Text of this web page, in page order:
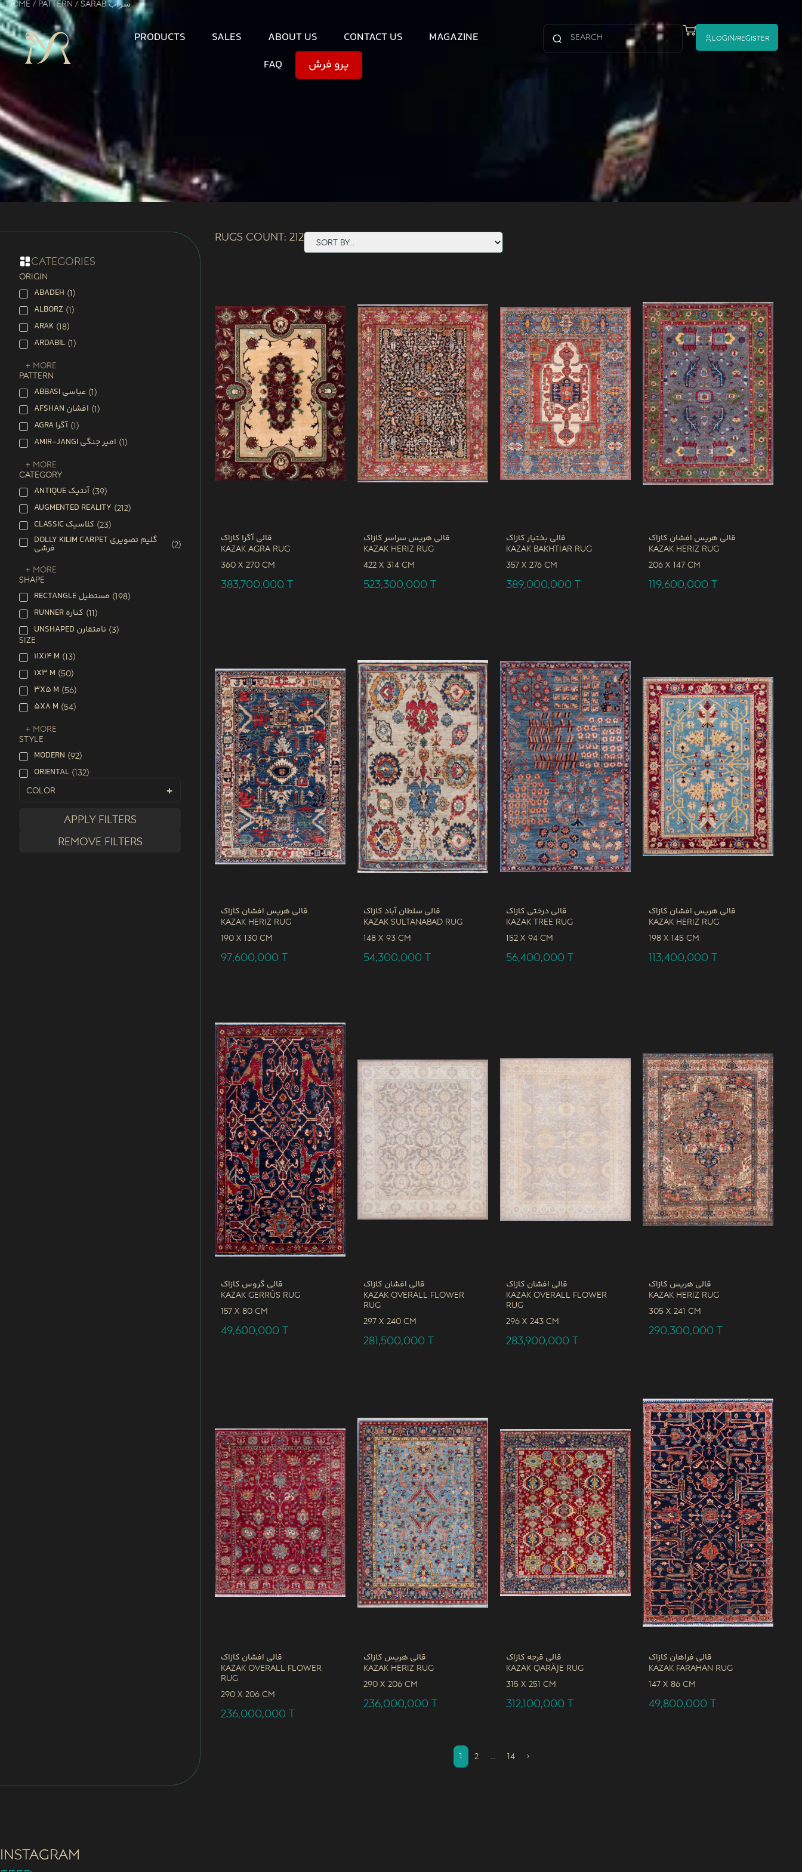
PRODUCTS SALES ABOUT US CONTACT US
MAGAZINE
FAQ
پرو فرش
Login/register
Home / Pattern / Sarab سراب
categories
ORIGIN
ABADEH (1)
ALBORZ (1)
ARAK (18)
ARDABIL (1)
+ More
PATTERN
ABBASI عباسی (1)
AFSHAN افشان (1)
AGRA آگرا (1)
AMIR-JANGI امیر جنگی (1)
+ More
CATEGORY
ANTIQUE آنتیک (39)
AUGMENTED REALITY (212)
CLASSIC کلاسیک (23)
DOLLY KILIM CARPET گلیم تصویری
فرشی (2)
+ More
SHAPE
RECTANGLE مستطیل (198)
RUNNER کناره (11)
UNSHAPED نامتقارن (3)
SIZE
11X14 M (13)
1X3 M (50)
3X5 M (56)
5X8 M (54)
+ More
STYLE
MODERN (92)
ORIENTAL (132)
Color
Apply filters
Remove filters
Rugs Count: 212
قالی آگرا کازاک
Kazak Agra Rug
360 x 270 CM
383,700,000 T
قالی هریس سراسر کازاک
Kazak Heriz Rug
422 x 314 CM
523,300,000 T
قالی بختیار کازاک
Kazak Bakhtiar Rug
357 x 276 CM
389,000,000 T
قالی هریس افشان کازاک
Kazak Heriz Rug
206 x 147 CM
119,600,000 T
قالی هریس افشان کازاک
Kazak Heriz Rug
190 x 130 CM
97,600,000 T
قالی سلطان آباد کازاک
Kazak Sultanabad Rug
148 x 93 CM
54,300,000 T
قالی درختی کازاک
Kazak Tree Rug
152 x 94 CM
56,400,000 T
قالی هریس افشان کازاک
Kazak Heriz Rug
198 x 145 CM
113,400,000 T
قالی گروس کازاک
Kazak Gerrûs Rug
157 x 80 CM
49,600,000 T
قالی افشان کازاک
Kazak Overall Flower
Rug
297 x 240 CM
281,500,000 T
قالی افشان کازاک
Kazak Overall Flower
Rug
296 x 243 CM
283,900,000 T
قالی هریس کازاک
Kazak Heriz Rug
305 x 241 CM
290,300,000 T
قالی افشان کازاک
Kazak Overall Flower
Rug
290 x 206 CM
236,000,000 T
قالی هریس کازاک
Kazak Heriz Rug
290 x 206 CM
236,000,000 T
قالی قرجه کازاک
Kazak Qarāje Rug
315 x 251 CM
312,100,000 T
قالی فراهان کازاک
Kazak Farahan Rug
147 x 86 CM
49,800,000 T
1 2 … 14 ›
INSTAGRAM